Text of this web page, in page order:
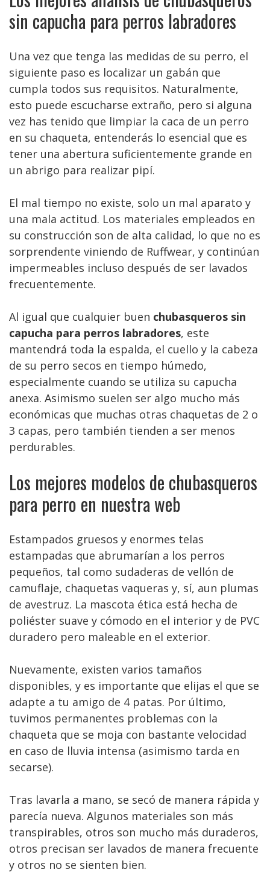
sin capucha para perros labradores
Una vez que tenga las medidas de su perro, el
siguiente paso es localizar un gabán que
cumpla todos sus requisitos. Naturalmente,
esto puede escucharse extraño, pero si alguna
vez has tenido que limpiar la caca de un perro
en su chaqueta, entenderás lo esencial que es
tener una abertura suficientemente grande en
un abrigo para realizar pipí.
El mal tiempo no existe, solo un mal aparato y
una mala actitud. Los materiales empleados en
su construcción son de alta calidad, lo que no es
sorprendente viniendo de Ruffwear, y continúan
impermeables incluso después de ser lavados
frecuentemente.
Al igual que cualquier buen chubasqueros sin
capucha para perros labradores, este
mantendrá toda la espalda, el cuello y la cabeza
de su perro secos en tiempo húmedo,
especialmente cuando se utiliza su capucha
anexa. Asimismo suelen ser algo mucho más
económicas que muchas otras chaquetas de 2 o
3 capas, pero también tienden a ser menos
perdurables.
Los mejores modelos de chubasqueros
para perro en nuestra web
Estampados gruesos y enormes telas
estampadas que abrumarían a los perros
pequeños, tal como sudaderas de vellón de
camuflaje, chaquetas vaqueras y, sí, aun plumas
de avestruz. La mascota ética está hecha de
poliéster suave y cómodo en el interior y de PVC
duradero pero maleable en el exterior.
Nuevamente, existen varios tamaños
disponibles, y es importante que elijas el que se
adapte a tu amigo de 4 patas. Por último,
tuvimos permanentes problemas con la
chaqueta que se moja con bastante velocidad
en caso de lluvia intensa (asimismo tarda en
secarse).
Tras lavarla a mano, se secó de manera rápida y
parecía nueva. Algunos materiales son más
transpirables, otros son mucho más duraderos,
otros precisan ser lavados de manera frecuente
y otros no se sienten bien.